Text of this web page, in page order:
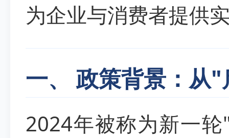
为企业与消费者提供
一、 政策背景：从
2024年被称为新一